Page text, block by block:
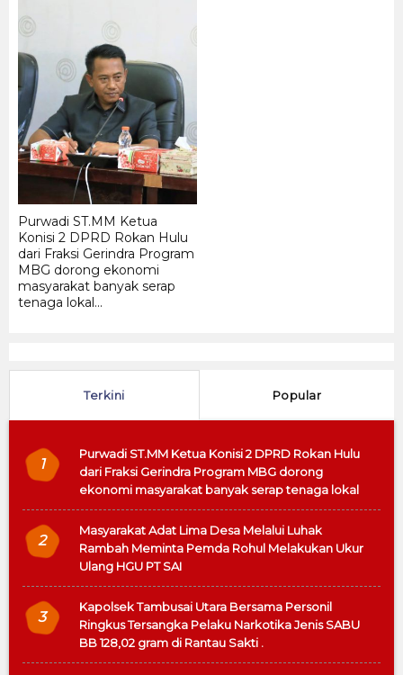
Purwadi ST.MM Ketua
Konisi 2 DPRD Rokan Hulu
dari Fraksi Gerindra Program
MBG dorong ekonomi
masyarakat banyak serap
tenaga lokal...
Terkini Popular
1
Purwadi ST.MM Ketua Konisi 2 DPRD Rokan Hulu
dari Fraksi Gerindra Program MBG dorong
ekonomi masyarakat banyak serap tenaga lokal
2
Masyarakat Adat Lima Desa Melalui Luhak
Rambah Meminta Pemda Rohul Melakukan Ukur
Ulang HGU PT SAI
3
Kapolsek Tambusai Utara Bersama Personil
Ringkus Tersangka Pelaku Narkotika Jenis SABU
BB 128,02 gram di Rantau Sakti .